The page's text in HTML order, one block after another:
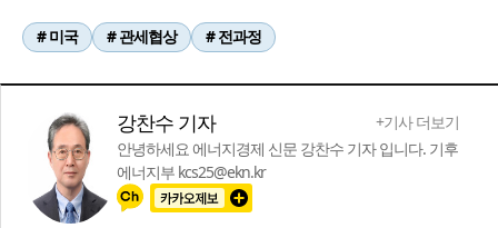
# 미국 # 관세협상 # 전과정
강찬수 기자
+기사 더보기
안녕하세요 에너지경제 신문 강찬수 기자 입니다. 기후
에너지부 kcs25@ekn.kr